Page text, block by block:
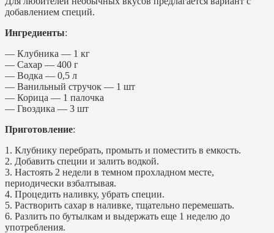
добавлением специй.
Ингредиенты:
— Клубника — 1 кг
— Сахар — 400 г
— Водка — 0,5 л
— Ванильный стручок — 1 шт
— Корица — 1 палочка
— Гвоздика — 3 шт
Приготовление:
1. Клубнику перебрать, промыть и поместить в емкость.
2. Добавить специи и залить водкой.
3. Настоять 2 недели в темном прохладном месте,
периодически взбалтывая.
4. Процедить наливку, убрать специи.
5. Растворить сахар в наливке, тщательно перемешать.
6. Разлить по бутылкам и выдержать еще 1 неделю до
употребления.